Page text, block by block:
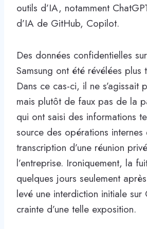
outils d’IA, notamment
d’IA de GitHub, Copilot.
Des données confidentielles
Samsung ont été révélées plus
Dans ce cas-ci, il ne s’agissait
mais plutôt de faux pas de la
qui ont saisi des informations
source des opérations internes
transcription d’une réunion
l’entreprise. Ironiquement, la
quelques jours seulement
levé une interdiction initiale sur
crainte d’une telle exposition.